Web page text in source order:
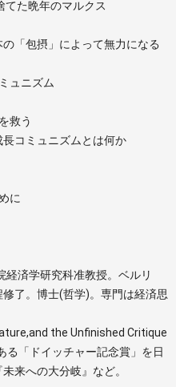
てた晩年のマルクス
「包摂」によって無力になる
ュニズム
救う
コミュニズムとは何か
に
済学研究科准教授。ベルリ
了。博士(哲学)。専門は経済思
the Unfinished Critique
「ドイッチャー記念賞」を日
来への大分岐』など。